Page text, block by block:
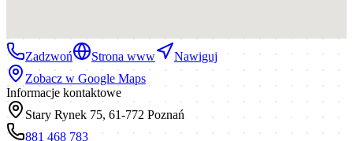
Zadzwoń Strona www
Nawiguj
Zobacz w Google Maps
Informacje kontaktowe
Stary Rynek 75, 61-772 Poznań
881 468 783